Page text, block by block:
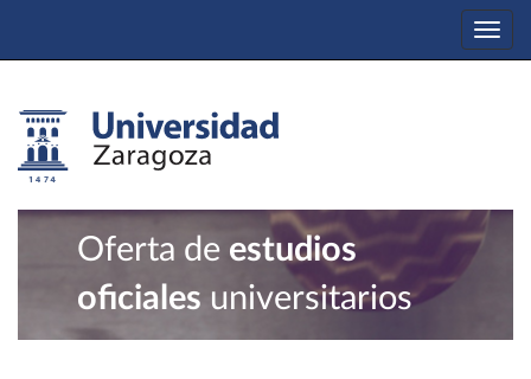
Oferta de estudios
oficiales universitarios